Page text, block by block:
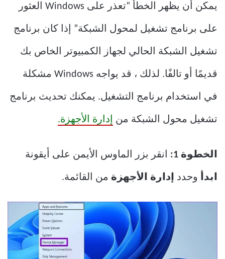
يمكن أن يظهر الخطأ “تعذر على Windows العثور
على برنامج تشغيل لمحول الشبكة” إذا كان برنامج
تشغيل الشبكة الحالي لجهاز الكمبيوتر الخاص بك
قديمًا أو تالفًا. لذلك ، قد يواجه Windows مشكلة
في استخدام برنامج التشغيل. يمكنك تحديث برنامج
تشغيل محول الشبكة من إدارة الأجهزة.
الخطوة 1: انقر بزر الماوس الأيمن على أيقونة
ابدأ وحدد إدارة الأجهزة من القائمة.